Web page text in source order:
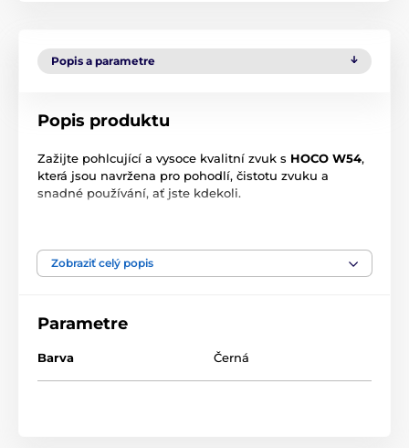
Popis a parametre
Popis produktu
Zažijte pohlcující a vysoce kvalitní zvuk s HOCO W54,
která jsou navržena pro pohodlí, čistotu zvuku a
snadné používání, ať jste kdekoli.
Prémiová kvalita zvuku
Užijte si křišťálově čistý zvuk s hlubokými, silnými
Pokročilá technologie ANC účinně eliminuje okolní
hluk. Ideální pro cestování, dojíždění nebo práci v
Zobraziť celý popis
Parametre
Barva Černá